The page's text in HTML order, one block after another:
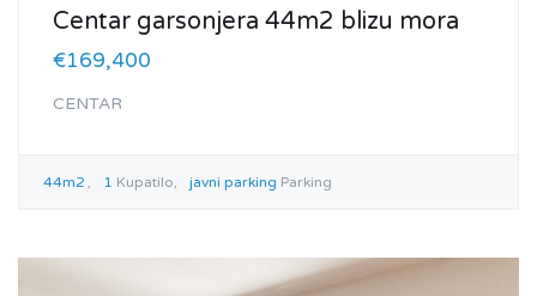
Centar garsonjera 44m2 blizu mora
€169,400
CENTAR
44m2 1 Kupatilo javni parking Parking